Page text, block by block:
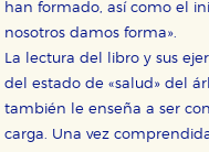
han formado, así como el
nosotros damos forma».
La lectura del libro y sus
del estado de «salud» del
también le enseña a ser
carga. Una vez